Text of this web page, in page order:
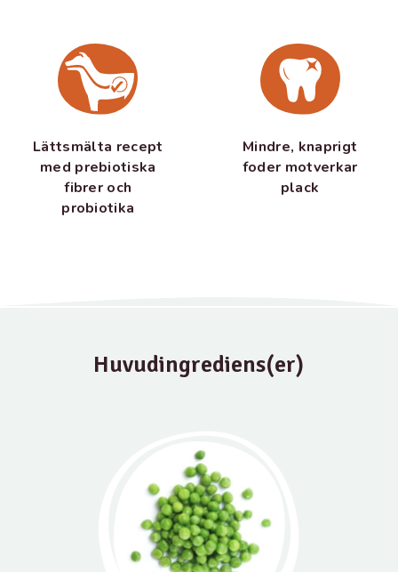
Lättsmälta recept
med prebiotiska
fibrer och
probiotika
Mindre, knaprigt
foder motverkar
plack
Huvudingrediens(er)